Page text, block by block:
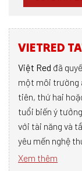
VIETRED
Việt Red đã
một môi trường
tiên, thứ hai
tuổi biến ý
với tài năng và
yêu mến nghệ
Xem thêm